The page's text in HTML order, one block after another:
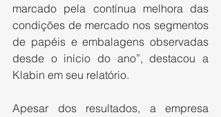
marcado pela contínua melhora das
condições de mercado nos segmentos
de papéis e embalagens observadas
desde o início do ano”, destacou a
Klabin em seu relatório.
Apesar dos resultados, a empresa